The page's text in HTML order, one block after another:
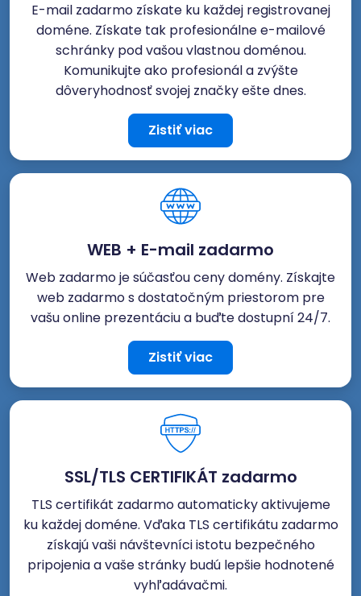
E-mail zadarmo získate ku každej registrovanej
doméne. Získate tak profesionálne e-mailové
schránky pod vašou vlastnou doménou.
Komunikujte ako profesionál a zvýšte
dôveryhodnosť svojej značky ešte dnes.
Zistiť viac
WEB + E-mail zadarmo
Web zadarmo je súčasťou ceny domény. Získajte
web zadarmo s dostatočným priestorom pre
vašu online prezentáciu a buďte dostupní 24/7.
Zistiť viac
SSL/TLS CERTIFIKÁT zadarmo
TLS certifikát zadarmo automaticky aktivujeme
ku každej doméne. Vďaka TLS certifikátu zadarmo
získajú vaši návštevníci istotu bezpečného
pripojenia a vaše stránky budú lepšie hodnotené
vyhľadávačmi.